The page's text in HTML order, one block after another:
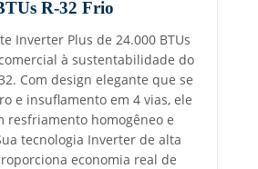
R-32 Frio
Inverter Plus de 24.000 BTUs
à sustentabilidade do
Com design elegante que se
e insuflamento em 4 vias, ele
resfriamento homogêneo e
tecnologia Inverter de alta
economia real de